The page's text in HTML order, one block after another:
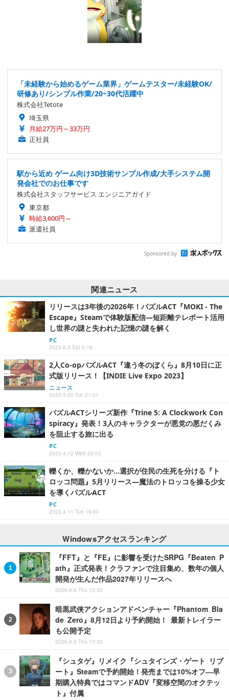
「未経験から始めるゲーム業界」ゲームテスター/未経験OK/
研修あり/シンプル作業/20~30代活躍中
株式会社Tetote
埼玉県
月給27万円～33万円
正社員
駅から近め ゲーム向け3D技術サンプル作成/大手システム開
発会社でのお仕事です
株式会社スタッフサービス エンジニアガイド
東京都
時給3,600円～
派遣社員
Sponsored by
関連ニュース
リリースは3年後の2026年！パズルACT『MOKI - The
Escape』Steamで体験版配信―短距離テレポート活用
し世界の謎と失われた記憶の謎を解く
PC
2023.6.3 Sat 0:19
2人Co-opパズルACT『違う冬のぼくら』8月10日に正
式版リリース！【INDIE Live Expo 2023】
ニュース
2023.5.20 Sat 21:01
パズルACTシリーズ新作『Trine 5: A Clockwork Con
spiracy』発表！3人のキャラクターが悪党の悪だくみ
を阻止する旅に出る
PC
2023.4.12 Wed 22:03
轢くか、轢かないか…選択が住民の生死を分ける『ト
ロッコ問題』5月リリース―魔法のトロッコを操る少女
を導くパズルACT
PC
2023.4.11 Tue 19:00
Windowsアクセスランキング
『FFT』と『FE』に影響を受けたSRPG『Beaten P
ath』正式発表！クラファンで注目集め、数年の個人
開発が生んだ作品2027年リリースへ
2026.8.6 Thu 12:30
暗黒武侠アクションアドベンチャー『Phantom Bla
de Zero』8月12日より予約開始！ 最新トレイラー
も公開予定
2026.8.6 Thu 17:30
『シュタゲ』リメイク『シュタインズ・ゲート リブ
ート』Steamで予約開始！発売までは10%オフ―早
期購入特典ではコマンドADV『変移空間のオクテッ
ト』付属